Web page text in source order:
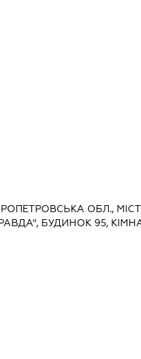
ОБЛ.,
БУДИНОК 95,